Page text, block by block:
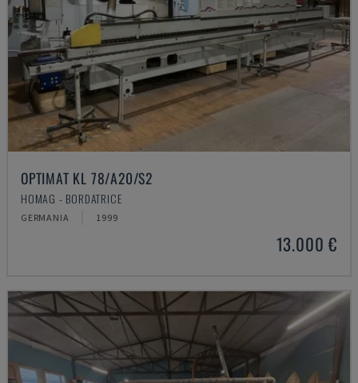
OPTIMAT KL 78/A20/S2
HOMAG - BORDATRICE
GERMANIA 1999
13.000 €